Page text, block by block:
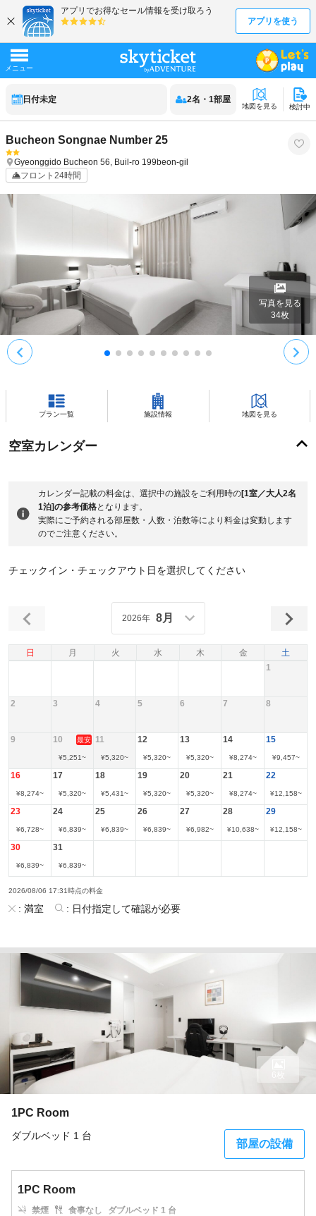
日付未定 2名 ・ 1部屋
地図を見る 検討中
Bucheon Songnae Number 25
Gyeonggido Bucheon 56, Buil-ro 199beon-gil
フロント24時間
写真を見る
34枚
プラン一覧 施設情報 地図を見る
空室カレンダー
カレンダー記載の料金は、選択中の施設をご利用時の[1室／大人2名
1泊]の参考価格となります。
実際にご予約される部屋数・人数・泊数等により料金は変動します
のでご注意ください。
チェックイン・チェックアウト日を選択してください
日 月 火 水 木 金 土
2026年 8月
1
2 3 4 5 6 7 8
9 10 最安
¥5,251~
11
¥5,320~
12
¥5,320~
13
¥5,320~
14
¥8,274~
15
¥9,457~
16
¥8,274~
17
¥5,320~
18
¥5,431~
19
¥5,320~
20
¥5,320~
21
¥8,274~
22
¥12,158~
23
¥6,728~
24
¥6,839~
25
¥6,839~
26
¥6,839~
27
¥6,982~
28
¥10,638~
29
¥12,158~
30
¥6,839~
31
¥6,839~
2026/08/06 17:31時点の料金
: 満室 : 日付指定して確認が必要
1PC Room
ダブルベッド 1 台
部屋の設備
1PC Room
禁煙 食事なし
ダブルベッド 1 台